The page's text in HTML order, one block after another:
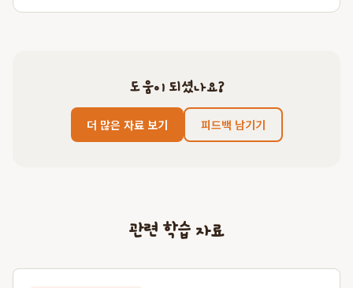
도움이 되셨나요?
더 많은 자료 보기 피드백 남기기
관련 학습 자료